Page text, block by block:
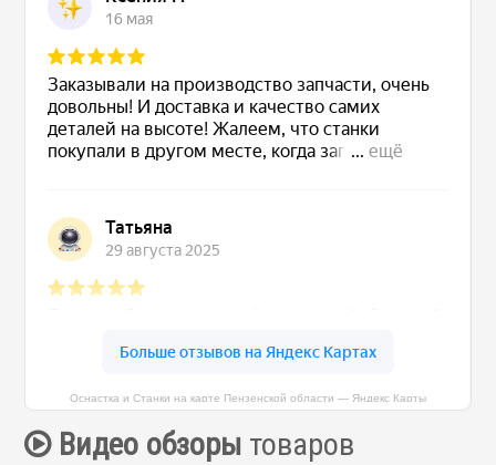
Оснастка и Станки на карте Пензенской области — Яндекс Карты
Видео обзоры товаров